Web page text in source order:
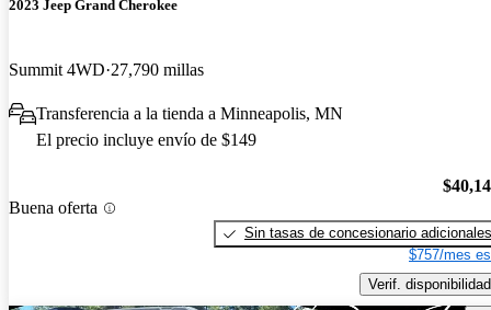
2023 Jeep Grand Cherokee
Summit 4WD 27,790 millas
Transferencia a la tienda a Minneapolis, MN
El precio incluye envío de $149
Buena oferta
Sin tasas de concesionario adicionales
$757/mes
Verif. disponibilidad